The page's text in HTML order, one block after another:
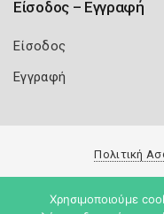
Είσοδος – Εγγραφή
Είσοδος
Εγγραφή
Πολιτική
Copyright
Χρησιμοποιούμε